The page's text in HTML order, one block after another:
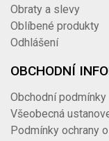
Obraty a slevy
Oblíbené produkty
Odhlášení
OBCHODNÍ
Obchodní podmínky
Všeobecná
Podmínky ochrany